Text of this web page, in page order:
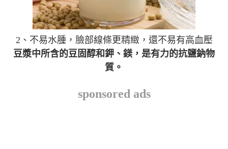
2、不易水腫，臉部線條更精緻，還不易有高血壓
豆漿中所含的豆固醇和鉀、鎂，是有力的抗鹽鈉物
質。
sponsored ads